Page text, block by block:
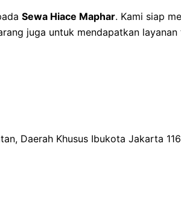
Sewa Hiace Maphar. Kami siap
juga untuk mendapatkan
Daerah Khusus Ibukota Jakarta